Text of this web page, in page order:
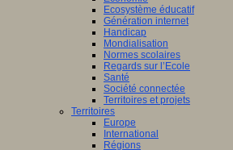
Ecosystème éducatif
Génération internet
Handicap
Mondialisation
Normes scolaires
Regards sur l’Ecole
Santé
Société connectée
Territoires et projets
Territoires
Europe
International
Régions